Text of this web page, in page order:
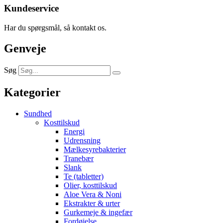
Kundeservice
Har du spørgsmål, så kontakt os.
Genveje
Søg
Kategorier
Sundhed
Kosttilskud
Energi
Udrensning
Mælkesyrebakterier
Tranebær
Slank
Te (tabletter)
Olier, kosttilskud
Aloe Vera & Noni
Ekstrakter & urter
Gurkemeje & ingefær